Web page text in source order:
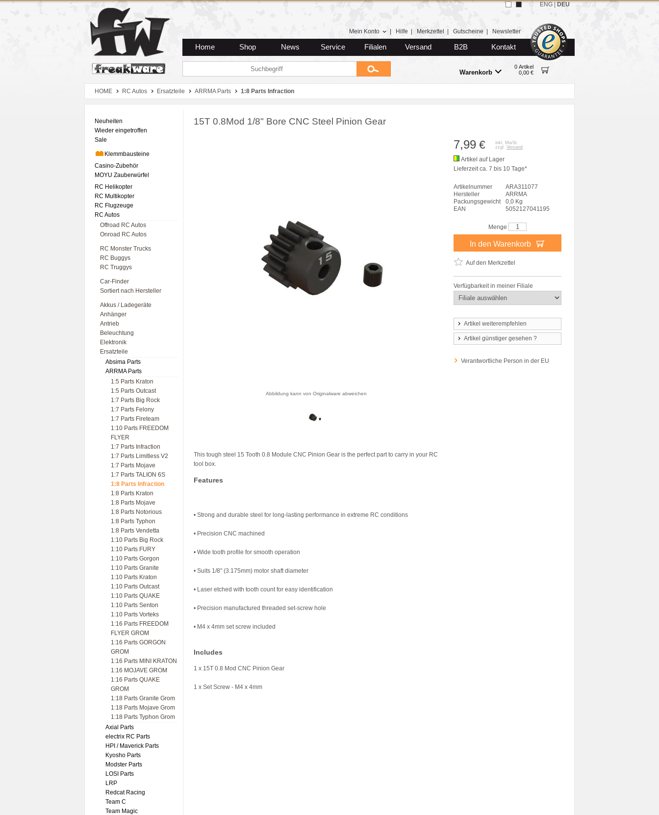
Zum Hauptmenue
Zum Seiteninhalt
Zum Warenkob
Mein Konto Hilfe Merkzettel Gutscheine Newsletter
Home Shop News Service Filialen Versand B2B Kontakt
Warenkorb
0 Artikel
0,00 €
ENG DEU
HOME RC Autos Ersatzteile ARRMA Parts 1:8 Parts Infraction
Neuheiten
Wieder eingetroffen
Sale
Klemmbausteine
Casino-Zubehör
MOYU Zauberwürfel
RC Helikopter
RC Multikopter
RC Flugzeuge
RC Autos
Offroad RC Autos
Onroad RC Autos
RC Monster Trucks
RC Buggys
RC Truggys
Car-Finder
Sortiert nach Hersteller
Akkus / Ladegeräte
Anhänger
Antrieb
Beleuchtung
Elektronik
Ersatzteile
Absima Parts
ARRMA Parts
1:5 Parts Kraton
1:5 Parts Outcast
1:7 Parts Big Rock
1:7 Parts Felony
1:7 Parts Fireteam
1:10 Parts FREEDOM
FLYER
1:7 Parts Infraction
1:7 Parts Limitless V2
1:7 Parts Mojave
1:7 Parts TALION 6S
1:8 Parts Infraction
1:8 Parts Kraton
1:8 Parts Mojave
1:8 Parts Notorious
1:8 Parts Typhon
1:8 Parts Vendetta
1:10 Parts Big Rock
1:10 Parts FURY
1:10 Parts Gorgon
1:10 Parts Granite
1:10 Parts Kraton
1:10 Parts Outcast
1:10 Parts QUAKE
1:10 Parts Senton
1:10 Parts Vorteks
1:16 Parts FREEDOM
FLYER GROM
1:16 Parts GORGON
GROM
1:16 Parts MINI KRATON
1:16 MOJAVE GROM
1:16 Parts QUAKE
GROM
1:18 Parts Granite Grom
1:18 Parts Mojave Grom
1:18 Parts Typhon Grom
Axial Parts
electrix RC Parts
HPI / Maverick Parts
Kyosho Parts
Modster Parts
LOSI Parts
LRP
Redcat Racing
Team C
Team Magic
15T 0.8Mod 1/8" Bore CNC Steel Pinion Gear
Abbildung kann von Originalware abweichen
This tough steel 15 Tooth 0.8 Module CNC Pinion Gear is the perfect part to carry in your RC
tool box.
Features
• Strong and durable steel for long-lasting performance in extreme RC conditions
• Precision CNC machined
• Wide tooth profile for smooth operation
• Suits 1/8" (3.175mm) motor shaft diameter
• Laser etched with tooth count for easy identification
• Precision manufactured threaded set-screw hole
• M4 x 4mm set screw included
Includes
1 x 15T 0.8 Mod CNC Pinion Gear
1 x Set Screw - M4 x 4mm
7,99 €
inkl. MwSt.
zzgl. Versand
Artikel auf Lager
Lieferzeit ca. 7 bis 10 Tage*
Artikelnummer
ARA311077
Hersteller
ARRMA
Packungsgewicht
0,0 Kg
EAN
5052127041195
Menge
In den Warenkorb
Auf den Merkzettel
Verfügbarkeit in meiner Filiale
Artikel weiterempfehlen
Artikel günstiger gesehen ?
Verantwortliche Person in der EU